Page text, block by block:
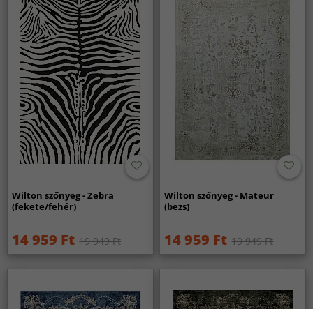
Wilton szőnyeg - Zebra
(fekete/fehér)
14 959 Ft 19 949 Ft
Wilton szőnyeg - Mateur
(bezs)
14 959 Ft 19 949 Ft